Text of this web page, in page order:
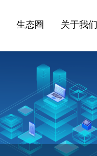
生态圈 关于我们